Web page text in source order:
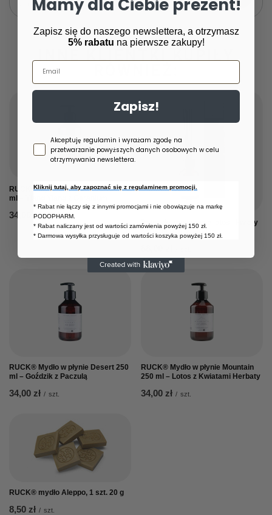
dla innych.
INNE KLIENTKI KUPIŁY
RUCK® Mydło w płynie Lake 250
ml – Ylang Ylang z Geranium
34,00 zł / szt.
Patyczki zapachowe lotos i kwiaty
herbaty RUCK, 100 ml
RUCK® Mydło w płynie Desert 250
ml – Goździk z Paczulą
34,00 zł / szt.
RUCK® Mydło w płynie Mountain
250 ml – Lotos z Kwiatami Herbaty
34,00 zł / szt.
RUCK® mydło Aleppo, 1 szt. 20 g
8,50 zł / szt.
Mamy dla Ciebie prezent!
Zapisz się do naszego newslettera, a otrzymasz
5% rabatu na pierwsze zakupy!
Email
Zapisz!
Zgoda newsletter
Akceptuję regulamin i wyrażam zgodę na
przetwarzanie powyższych danych osobowych w celu
otrzymywania newslettera.
Kliknij tutaj, aby zapoznać się z regulaminem promocji.
* Rabat nie łączy się z innymi promocjami i nie obowiązuje na markę
PODOPHARM.
* Rabat naliczany jest od wartości zamówienia powyżej 150 zł.
* Darmowa wysyłka przysługuje od wartości koszyka powyżej 150 zł.